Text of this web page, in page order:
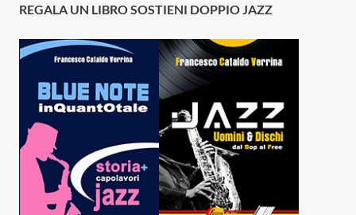
REGALA UN LIBRO SOSTIENI DOPPIO JAZZ